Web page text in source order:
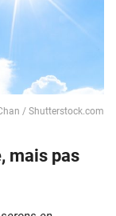
/ Shutterstock.com
mais pas